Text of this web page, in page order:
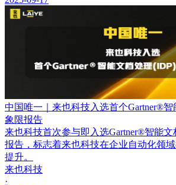
中国唯一｜来也科技入选首个Gartner®智
象限报告
来也科技首次参与即入选Gartner®智能
报告，标志着来也科技在企业自动化领
提升。
来也科技
·